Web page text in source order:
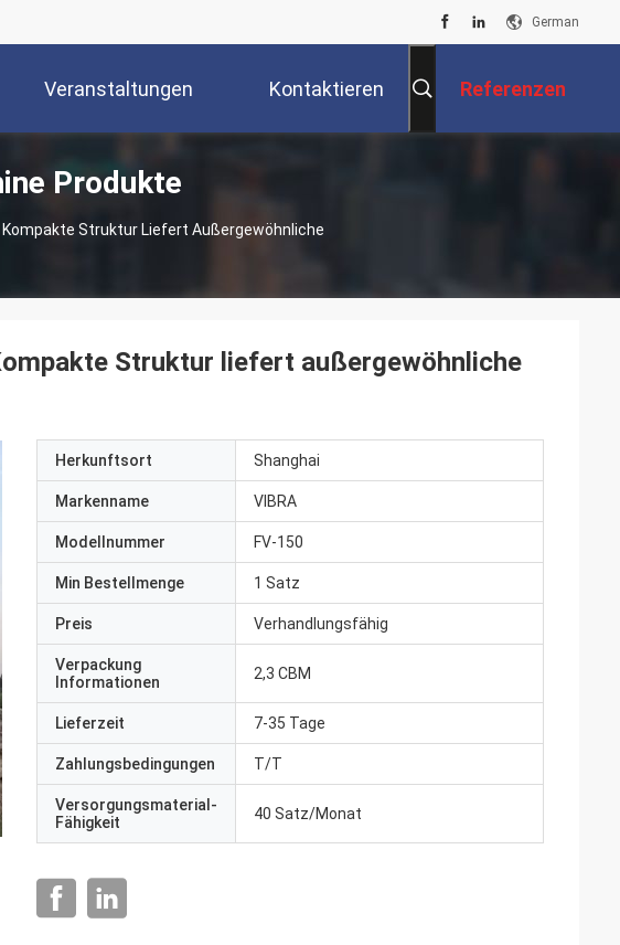
German
Veranstaltungen Kontaktieren Referenzen
Produkte
Struktur Liefert Außergewöhnliche
Struktur liefert außergewöhnliche
Herkunftsort Shanghai
Markenname VIBRA
Modellnummer FV-150
Min Bestellmenge 1 Satz
Preis Verhandlungsfähig
Verpackung
Informationen
2,3 CBM
Lieferzeit 7-35 Tage
Zahlungsbedingungen T/T
Versorgungsmaterial-
Fähigkeit
40 Satz/Monat